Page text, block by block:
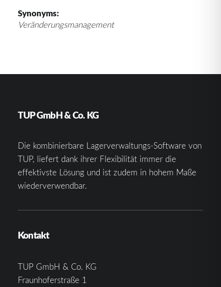
Synonyms:
Veränderungsmanagement
TUP GmbH & Co. KG
Die kombinierbare Lagerverwaltungs-Software von
TUP, liefert dank ihrer Flexibilität immer die
effektivste Lösung und ist zudem in hohem Maße
wiederverwendbar.
Kontakt
TUP GmbH & Co. KG
Fraunhoferstraße 1